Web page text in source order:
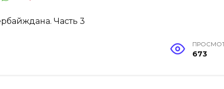
673